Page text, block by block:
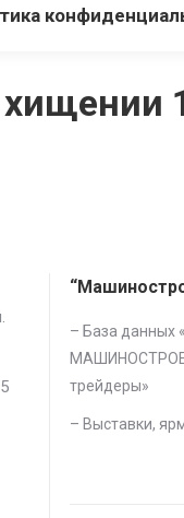
хищении
– База данных «
трейдеры»
– Выставки,